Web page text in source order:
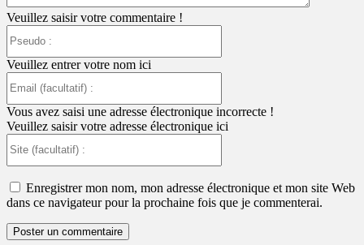
Veuillez saisir votre commentaire !
Veuillez entrer votre nom ici
:
Vous avez saisi une adresse électronique incorrecte !
Veuillez saisir votre adresse électronique ici
:
Enregistrer mon nom, mon adresse électronique et mon site Web
dans ce navigateur pour la prochaine fois que je commenterai.